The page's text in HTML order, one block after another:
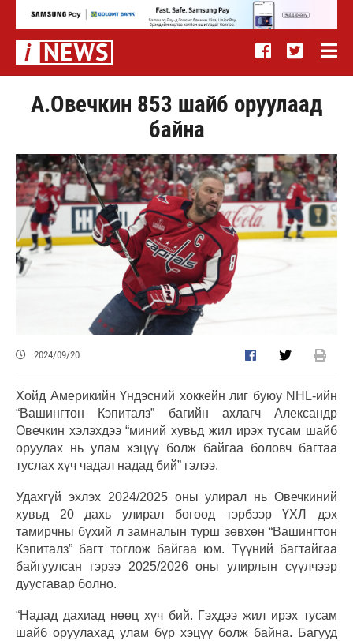
А.Овечкин 853 шайб оруулаад
байна
2024/09/20
Хойд Америкийн Үндэсний хоккейн лиг буюу NHL-ийн
“Вашингтон Кэпиталз” багийн ахлагч Александр
Овечкин хэлэхдээ “миний хувьд жил ирэх тусам шайб
оруулах нь улам хэцүү болж байгаа боловч багтаа
туслах хүч чадал надад бий” гэлээ.
Удахгүй эхлэх 2024/2025 оны улирал нь Овечкиний
хувьд 20 дахь улирал бөгөөд тэрбээр ҮХЛ дэх
тамирчны бүхий л замналын турш зөвхөн “Вашингтон
Кэпиталз” багт тоглож байгаа юм. Түүний багтайгаа
байгуулсан гэрээ 2025/2026 оны улирлын сүүлчээр
дуусгавар болно.
“Надад дахиад нөөц хүч бий. Гэхдээ жил ирэх тусам
шайб оруулахад улам бүр хэцүү болж байна. Багууд